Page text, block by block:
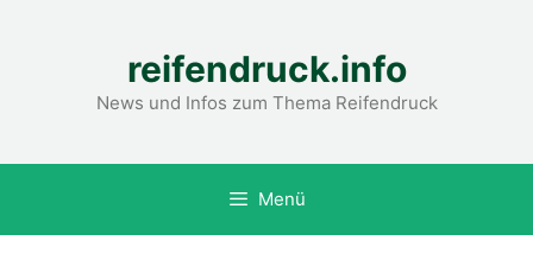
reifendruck.info
News und Infos zum Thema Reifendruck
Menü